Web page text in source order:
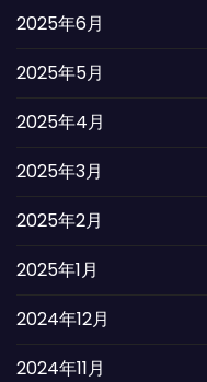
2025年6月
2025年5月
2025年4月
2025年3月
2025年2月
2025年1月
2024年12月
2024年11月